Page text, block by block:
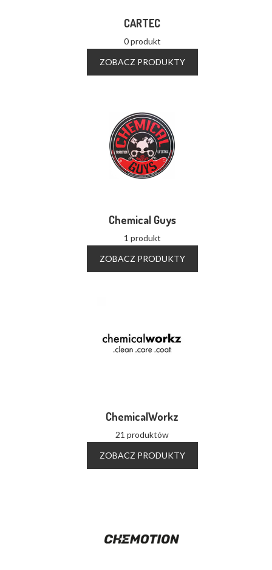
CARTEC
0 produkt
ZOBACZ PRODUKTY
Chemical Guys
1 produkt
ZOBACZ PRODUKTY
ChemicalWorkz
21 produktów
ZOBACZ PRODUKTY